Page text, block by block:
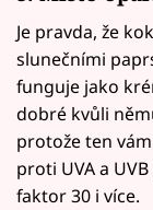
Je pravda, že
slunečními
funguje jako
dobré kvůli
protože ten
proti UVA a
faktor 30 i více.